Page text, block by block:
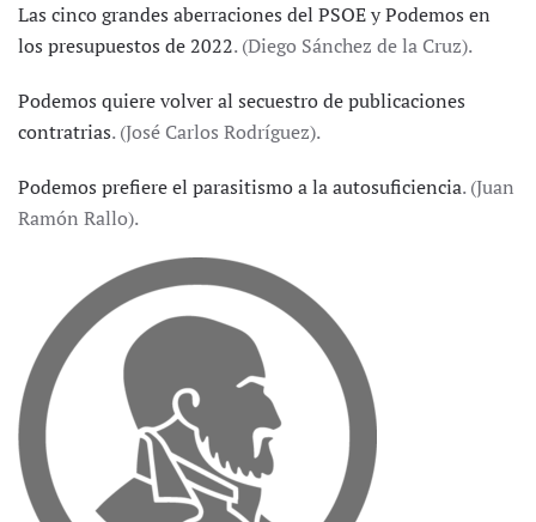
Las cinco grandes aberraciones del PSOE y Podemos en
los presupuestos de 2022. (Diego Sánchez de la Cruz).
Podemos quiere volver al secuestro de publicaciones
contratrias. (José Carlos Rodríguez).
Podemos prefiere el parasitismo a la autosuficiencia. (Juan
Ramón Rallo).